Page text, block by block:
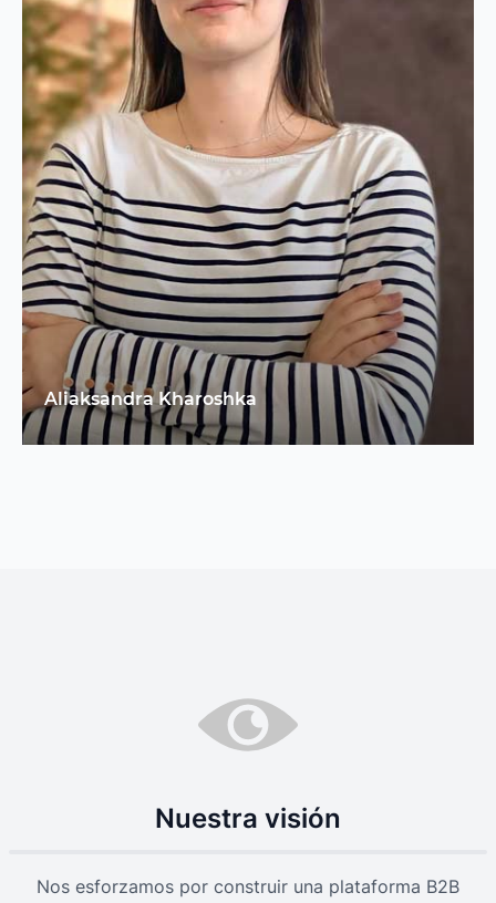
Aliaksandra Kharoshka
Nuestra visión
Nos esforzamos por construir una plataforma B2B